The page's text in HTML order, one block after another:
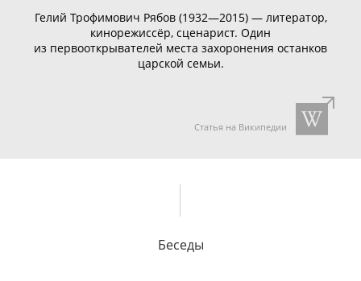
Гелий Трофимович Рябов (1932—2015) — литератор,
кинорежиссёр, сценарист. Один
из первооткрывателей места захоронения останков
царской семьи.
Статья на Википедии
Беседы